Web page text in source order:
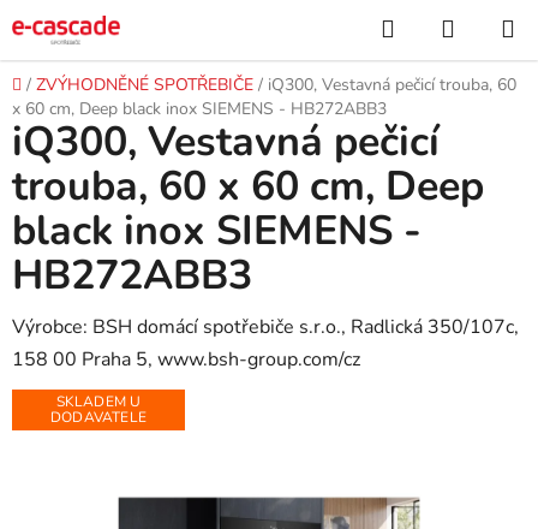
na
obsah
Hledat
KOŠÍK
Domů
/ ZVÝHODNĚNÉ SPOTŘEBIČE / iQ300, Vestavná pečicí trouba, 60
x 60 cm, Deep black inox SIEMENS - HB272ABB3
iQ300, Vestavná pečicí
trouba, 60 x 60 cm, Deep
black inox SIEMENS -
HB272ABB3
Výrobce: BSH domácí spotřebiče s.r.o., Radlická 350/107c,
158 00 Praha 5, www.bsh-group.com/cz
SKLADEM U
DODAVATELE